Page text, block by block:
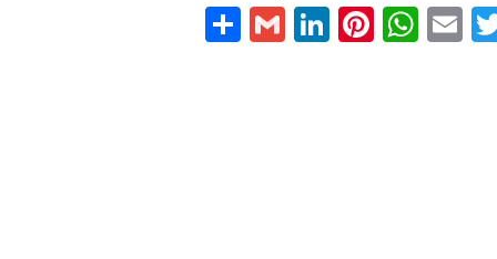
Twitter
Email
WhatsApp
Pinterest
LinkedIn
Gmail